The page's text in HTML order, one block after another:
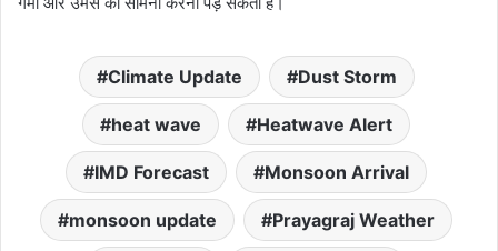
Climate Update Dust Storm
heat wave Heatwave Alert
IMD Forecast Monsoon Arrival
monsoon update Prayagraj Weather